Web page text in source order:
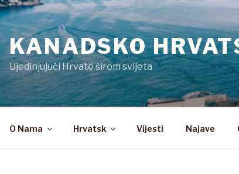
KANADSKO
Ujedinjujući Hrvate širom svijeta
O Nama Hrvatsk Vijesti Najave